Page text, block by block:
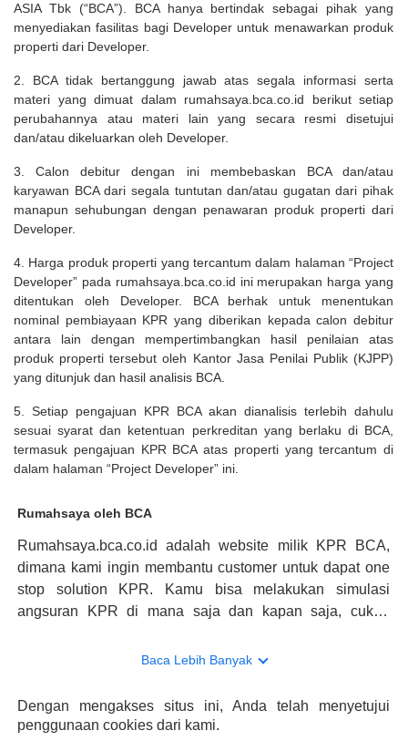
ASIA Tbk (“BCA”). BCA hanya bertindak sebagai pihak yang
menyediakan fasilitas bagi Developer untuk menawarkan produk
properti dari Developer.
2. BCA tidak bertanggung jawab atas segala informasi serta
materi yang dimuat dalam rumahsaya.bca.co.id berikut setiap
perubahannya atau materi lain yang secara resmi disetujui
dan/atau dikeluarkan oleh Developer.
3. Calon debitur dengan ini membebaskan BCA dan/atau
karyawan BCA dari segala tuntutan dan/atau gugatan dari pihak
manapun sehubungan dengan penawaran produk properti dari
Developer.
4. Harga produk properti yang tercantum dalam halaman “Project
Developer” pada rumahsaya.bca.co.id ini merupakan harga yang
ditentukan oleh Developer. BCA berhak untuk menentukan
nominal pembiayaan KPR yang diberikan kepada calon debitur
antara lain dengan mempertimbangkan hasil penilaian atas
produk properti tersebut oleh Kantor Jasa Penilai Publik (KJPP)
yang ditunjuk dan hasil analisis BCA.
5. Setiap pengajuan KPR BCA akan dianalisis terlebih dahulu
sesuai syarat dan ketentuan perkreditan yang berlaku di BCA,
termasuk pengajuan KPR BCA atas properti yang tercantum di
dalam halaman “Project Developer” ini.
Rumahsaya oleh BCA
Rumahsaya.bca.co.id adalah website milik KPR BCA,
dimana kami ingin membantu customer untuk dapat one
stop solution KPR. Kamu bisa melakukan simulasi
angsuran KPR di mana saja dan kapan saja, cukup
konsultasi mengenai KPR, maka ada layanan live chat
memberikan keuntungan yang berlipat, persyaratan
pengajuan KPR BCA juga sangat mudah, kamu bisa cek
Baca Lebih Banyak
Dengan mengakses situs ini, Anda telah menyetujui
penggunaan cookies dari kami.